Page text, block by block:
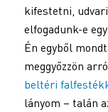
kifestetni,
elfogadunk-e
Én egyből
meggyőzzön
beltéri
lányom – talán